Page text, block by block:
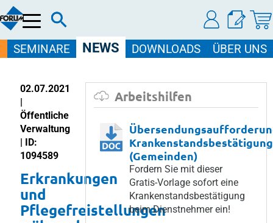
Menü
SEMINARE NEWS DOWNLOADS ÜBER UNS
02.07.2021
|
Öffentliche
Verwaltung
| ID:
1094589
Erkrankungen
und
Pflegefreistellungen
Arbeitshilfen
Krankenstandsbestätigung
(Gemeinden)
Fordern Sie mit dieser
Gratis-Vorlage sofort eine
Krankenstandsbestätigung
beim Dienstnehmer ein!